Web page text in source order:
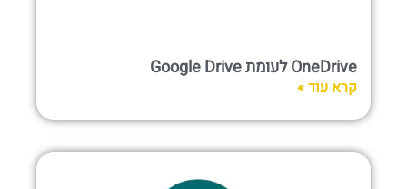
OneDrive לעומת Google Drive
קרא עוד »